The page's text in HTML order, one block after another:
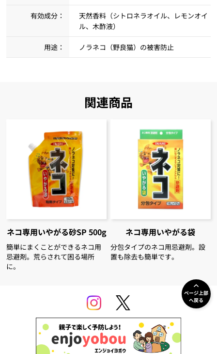
有効成分：
天然香料（シトロネラオイル、レモンオイ
ル、木酢液）
用途： ノラネコ（野良猫）の被害防止
関連商品
ネコ専用いやがる砂SP 500g
簡単にまくことができるネコ用
忌避剤。荒らされて困る場所
に。
ネコ専用いやがる袋
分包タイプのネコ用忌避剤。設
置も除去も簡単です。
ページ上部
へ戻る